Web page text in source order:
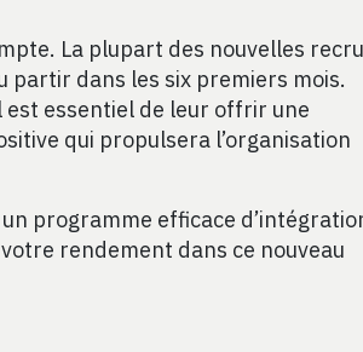
La plupart des nouvelles
partir dans les six premiers mois.
est essentiel de leur offrir une
qui propulsera l’organisation
programme efficace
rendement dans ce nouveau